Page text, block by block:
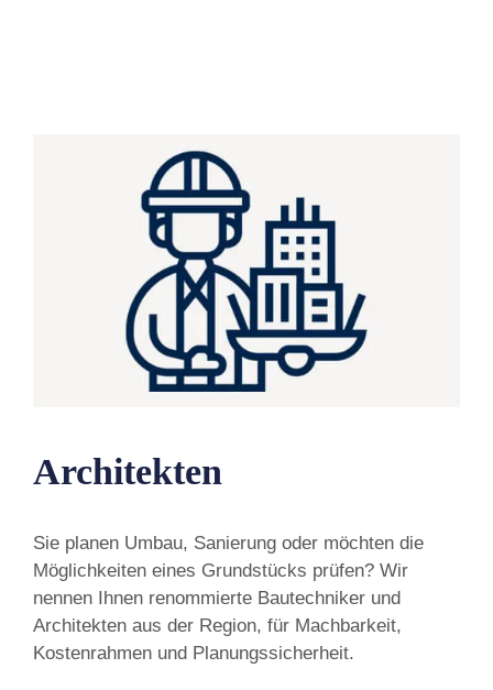
Architekten
Sie planen Umbau, Sanierung oder möchten die
Möglichkeiten eines Grundstücks prüfen? Wir
nennen Ihnen renommierte Bautechniker und
Architekten aus der Region, für Machbarkeit,
Kostenrahmen und Planungssicherheit.